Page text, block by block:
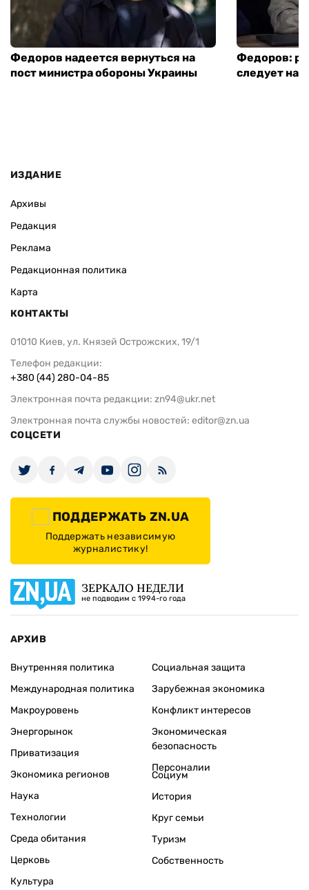
Федоров надеется вернуться на
пост министра обороны Украины
Федоров:
следует
ИЗДАНИЕ
Архивы
Редакция
Реклама
Редакционная политика
Карта
КОНТАКТЫ
01010 Киев, ул. Князей Острожских, 19/1
Телефон редакции:
+380 (44) 280-04-85
Электронная почта редакции: zn94@ukr.net
Электронная почта службы новостей: editor@zn.ua
СОЦСЕТИ
ПОДДЕРЖАТЬ ZN.UA
Поддержать независимую
журналистику!
ЗЕРКАЛО НЕДЕЛИ
не подводим с 1994-го года
АРХИВ
Внутренняя политика
Международная политика
Макроуровень
Энергорынок
Приватизация
Экономика регионов
Социальная защита
Зарубежная экономика
Конфликт интересов
Экономическая
безопасность
Персоналии
Наука
Технологии
Среда обитания
Церковь
Культура
Социум
История
Круг семьи
Туризм
Собственность